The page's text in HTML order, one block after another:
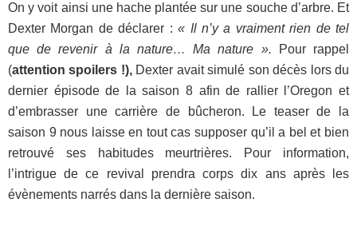
On y voit ainsi une hache plantée sur une souche d’arbre. Et
Dexter Morgan de déclarer :« Il n’y a vraiment rien de tel
que de revenir à la nature… Ma nature ».
Pour rappel
(attention spoilers !),Dexter avait simulé son décès lors du
dernier épisode de la saison 8 afin de rallier l’Oregon et
d’embrasser une carrière de bûcheron. Le teaser de la
saison 9 nous laisse en tout cas supposer qu’il a bel et bien
retrouvé ses habitudes meurtrières. Pour information,
l’intrigue de ce revival prendra corps dix ans après les
évènements narrés dans la dernière saison.